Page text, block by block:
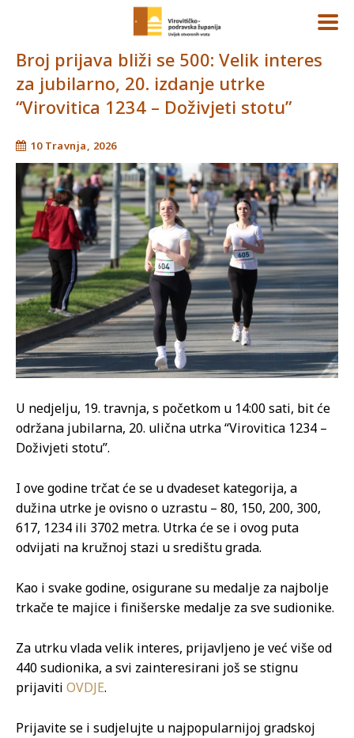
Broj prijava bliži se 500: Velik interes
za jubilarno, 20. izdanje utrke
“Virovitica 1234 – Doživjeti stotu”
10 Travnja, 2026
U nedjelju, 19. travnja, s početkom u 14:00 sati, bit će
održana jubilarna, 20. ulična utrka “Virovitica 1234 –
Doživjeti stotu”.
I ove godine trčat će se u dvadeset kategorija, a
dužina utrke je ovisno o uzrastu – 80, 150, 200, 300,
617, 1234 ili 3702 metra. Utrka će se i ovog puta
odvijati na kružnoj stazi u središtu grada.
Kao i svake godine, osigurane su medalje za najbolje
trkače te majice i finišerske medalje za sve sudionike.
Za utrku vlada velik interes, prijavljeno je već više od
440 sudionika, a svi zainteresirani još se stignu
prijaviti OVDJE.
Prijavite se i sudjelujte u najpopularnijoj gradskoj